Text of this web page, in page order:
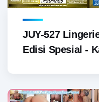
JUY-527
Edisi Spesial -